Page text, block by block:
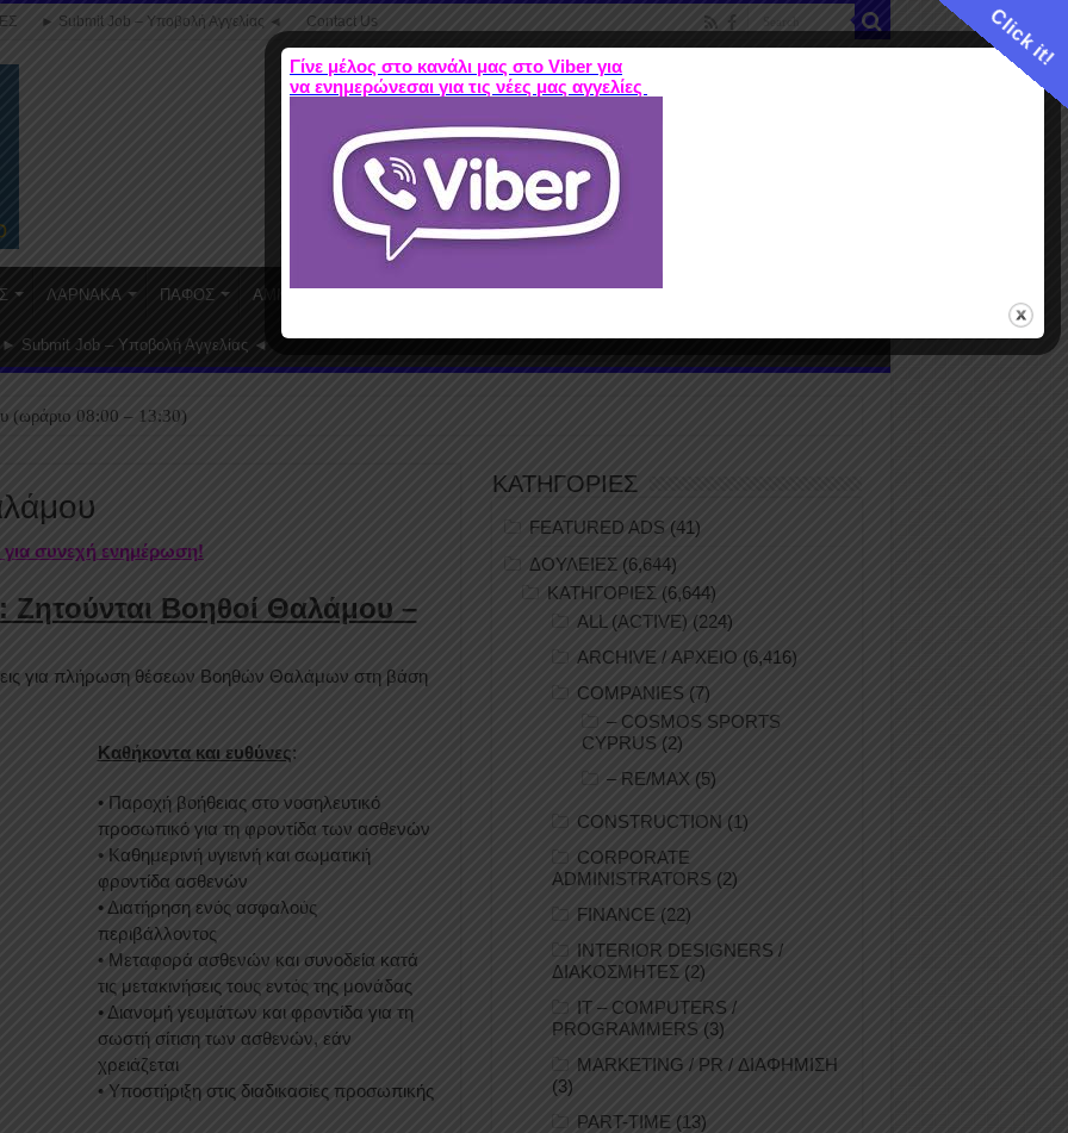
► Submit Job – Υποβολή Αγγελίας ◄ Contact Us
ΛΑΡΝΑΚΑ ΠΑΦΟΣ ΑΜΜΟΧΩΣΤΟΣ
► Submit Job – Υποβολή Αγγελίας ◄
(ωράριο 08:00 – 13:30)
για συνεχή ενημέρωση!
Ζητούνται Βοηθοί Θαλάμου –
για πλήρωση θέσεων Βοηθών Θαλάμων στη βάση
Καθήκοντα και ευθύνες:
• Παροχή βοήθειας στο νοσηλευτικό
προσωπικό για τη φροντίδα των ασθενών
• Καθημερινή υγιεινή και σωματική
φροντίδα ασθενών
• Διατήρηση ενός ασφαλούς
περιβάλλοντος
• Μεταφορά ασθενών και συνοδεία κατά
τις μετακινήσεις τους εντός της μονάδας
• Διανομή γευμάτων και φροντίδα για τη
σωστή σίτιση των ασθενών, εάν
χρειάζεται
• Υποστήριξη στις διαδικασίες προσωπικής
ΚΑΤΗΓΟΡΙΕΣ
FEATURED ADS (41)
ΔΟΥΛΕΙΕΣ (6,644)
ΚΑΤΗΓΟΡΙΕΣ (6,644)
ALL (ACTIVE) (224)
ARCHIVE / ΑΡΧΕΙΟ (6,416)
COMPANIES (7)
– COSMOS SPORTS
CYPRUS (2)
– RE/MAX (5)
CONSTRUCTION (1)
CORPORATE
ADMINISTRATORS (2)
FINANCE (22)
INTERIOR DESIGNERS /
ΔΙΑΚΟΣΜΗΤΕΣ (2)
IT – COMPUTERS /
PROGRAMMERS (3)
MARKETING / PR / ΔΙΑΦΗΜΙΣΗ
(3)
PART-TIME (13)
Click it!
Γίνε μέλος στο κανάλι μας στο Viber για
να ενημερώνεσαι για τις νέες μας αγγελίες